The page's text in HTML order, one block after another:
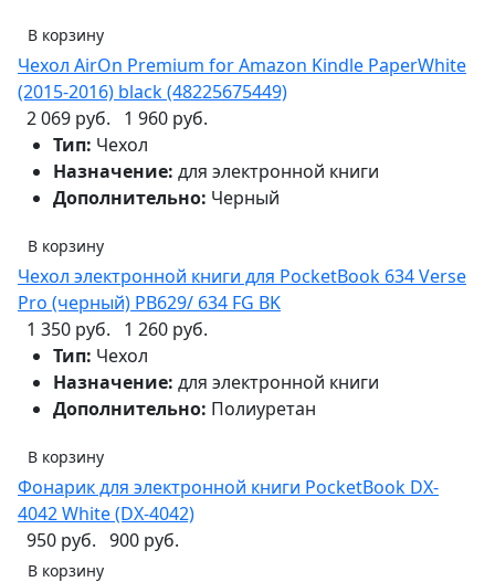
В корзину
Чехол AirOn Premium for Amazon Kindle PaperWhite
(2015-2016) black (48225675449)
2 069 руб.
1 960 руб.
Тип: Чехол
Назначение: для электронной книги
Дополнительно: Черный
В корзину
Чехол электронной книги для PocketBook 634 Verse
Pro (черный) PB629/ 634 FG BK
1 350 руб.
1 260 руб.
Тип: Чехол
Назначение: для электронной книги
Дополнительно: Полиуретан
В корзину
Фонарик для электронной книги PocketBook DX-
4042 White (DX-4042)
950 руб. 900 руб.
В корзину